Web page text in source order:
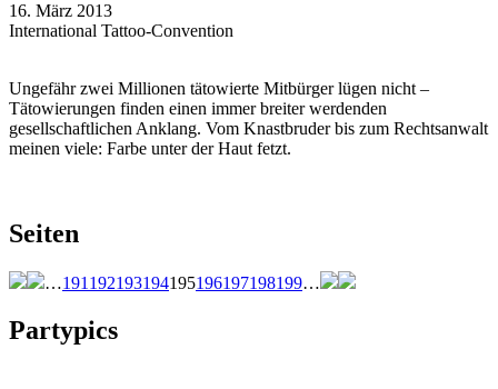
16. März 2013
International Tattoo-Convention
Ungefähr zwei Millionen tätowierte Mitbürger lügen nicht –
Tätowierungen finden einen immer breiter werdenden
gesellschaftlichen Anklang. Vom Knastbruder bis zum Rechtsanwalt
meinen viele: Farbe unter der Haut fetzt.
Seiten
…191 192193194195196197198199…
Partypics